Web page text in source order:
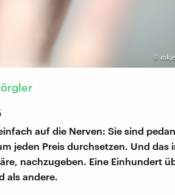
©
auf die Nerven: Sie sind
jeden Preis durchsetzen. Und das
nachzugeben. Eine Einhundert
als andere.